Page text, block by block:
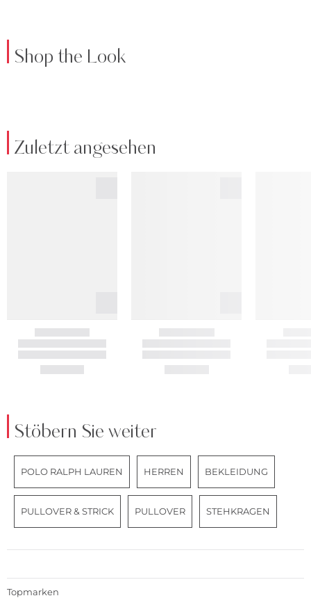
Shop the Look
Zuletzt angesehen
Stöbern Sie weiter
POLO RALPH LAUREN HERREN BEKLEIDUNG
PULLOVER & STRICK PULLOVER STEHKRAGEN
Topmarken